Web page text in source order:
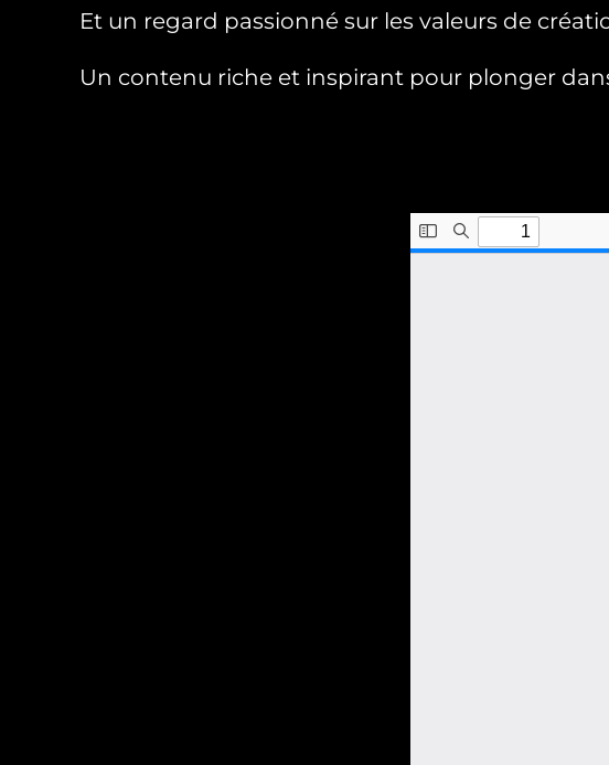
Et un regard passionné sur les valeurs de
Un contenu riche et inspirant pour plonger